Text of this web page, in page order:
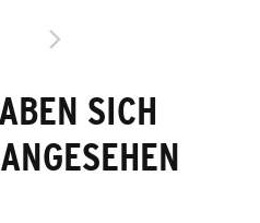
SICH